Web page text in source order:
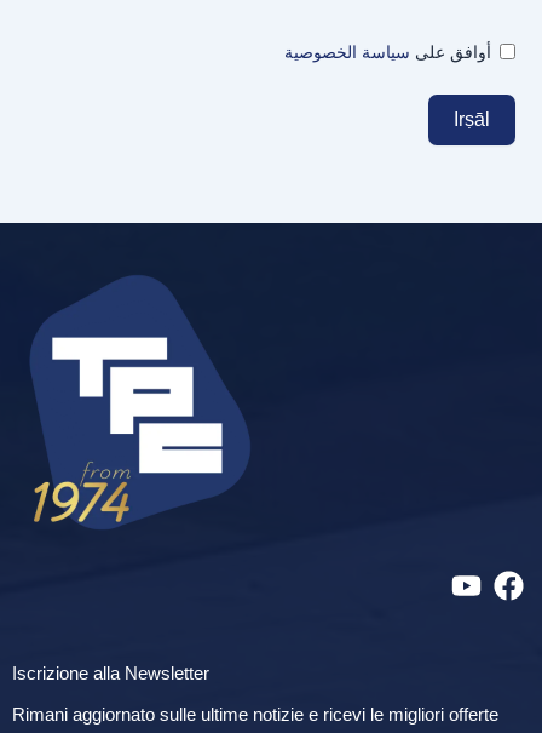
أوافق على سياسة الخصوصية
Irṣāl
Iscrizione alla Newsletter
Rimani aggiornato sulle ultime notizie e ricevi le migliori offerte